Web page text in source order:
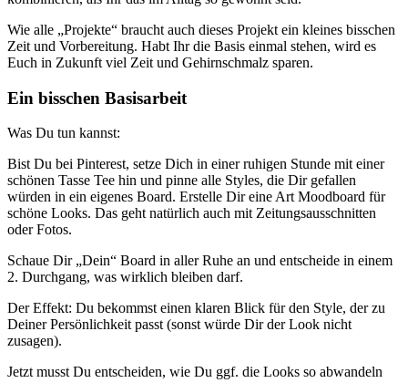
Wie alle „Projekte“ braucht auch dieses Projekt ein kleines bisschen
Zeit und Vorbereitung. Habt Ihr die Basis einmal stehen, wird es
Euch in Zukunft viel Zeit und Gehirnschmalz sparen.
Ein bisschen Basisarbeit
Was Du tun kannst:
Bist Du bei Pinterest, setze Dich in einer ruhigen Stunde mit einer
schönen Tasse Tee hin und pinne alle Styles, die Dir gefallen
würden in ein eigenes Board. Erstelle Dir eine Art Moodboard für
schöne Looks. Das geht natürlich auch mit Zeitungsausschnitten
oder Fotos.
Schaue Dir „Dein“ Board in aller Ruhe an und entscheide in einem
2. Durchgang, was wirklich bleiben darf.
Der Effekt: Du bekommst einen klaren Blick für den Style, der zu
Deiner Persönlichkeit passt (sonst würde Dir der Look nicht
zusagen).
Jetzt musst Du entscheiden, wie Du ggf. die Looks so abwandeln